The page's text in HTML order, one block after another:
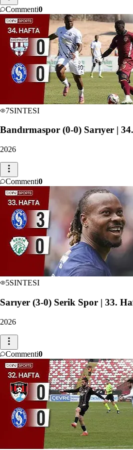
Commenti0
7SINTESI
Bandırmaspor (0-0) Sarıyer |
2026
Commenti0
5SINTESI
Sarıyer (3-0) Serik Spor | 33.
2026
Commenti0